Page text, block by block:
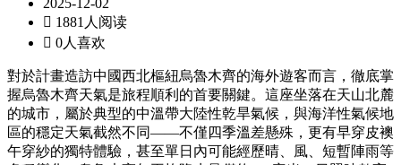
 1881人阅读
 0人喜欢
對於計畫造訪中國西北樞紐烏魯木齊的海外遊客而言，徹底掌
握烏魯木齊天氣是旅程順利的首要關鍵。這座坐落在天山北麓
的城市，屬於典型的中溫帶大陸性乾旱氣候，與海洋性氣候地
區的穩定天氣截然不同——不僅四季溫差懸殊，更有早穿皮襖
午穿紗的獨特體驗，甚至單日內可能經歷晴、風、短暫陣雨等